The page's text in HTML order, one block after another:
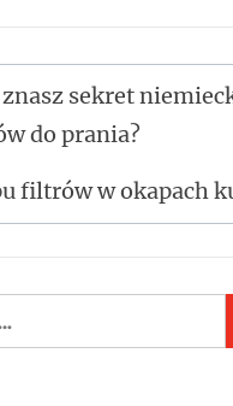
sekret
do prania?
filtrów w okapach